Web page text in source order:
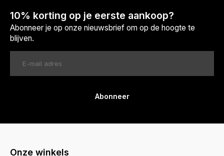
10% korting op je eerste aankoop?
Abonneer je op onze nieuwsbrief om op de hoogte te
blijven.
Abonneer
Onze winkels